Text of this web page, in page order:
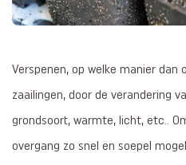
Verspenen, op welke manier
zaailingen, door de verandering
grondsoort, warmte, licht, etc..
overgang zo snel en soepel